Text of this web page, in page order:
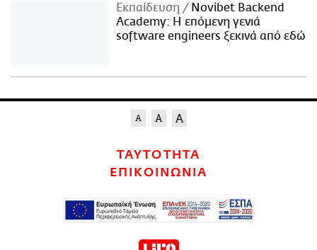
Εκπαίδευση
Novibet Backend
Academy: Η επόμενη γενιά
software engineers ξεκινά από εδώ
ΤΑΥΤΟΤΗΤΑ
ΕΠΙΚΟΙΝΩΝΙΑ